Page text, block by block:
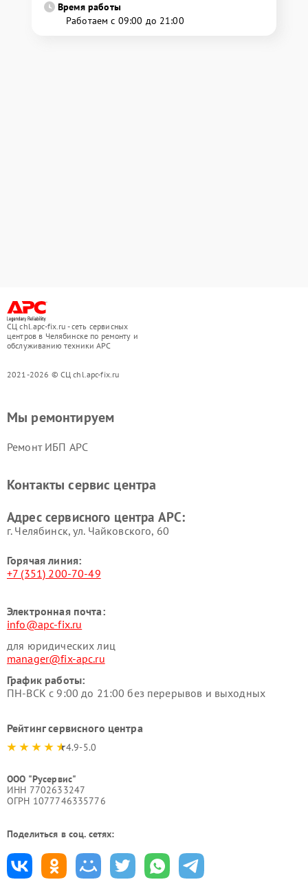
Время работы
Работаем с 09:00 до 21:00
СЦ chl.apc-fix.ru - сеть сервисных
центров в Челябинске по ремонту и
обслуживанию техники APC
2021-2026 © СЦ chl.apc-fix.ru
Мы ремонтируем
Ремонт ИБП APC
Контакты сервис центра
Адрес сервисного центра APC:
г. Челябинск, ул. Чайковского, 60
Горячая линия:
+7 (351) 200-70-49
Электронная почта:
info@apc-fix.ru
для юридических лиц
manager@fix-apc.ru
График работы:
ПН-ВСК с 9:00 до 21:00 без перерывов и выходных
Рейтинг сервисного центра
4.9-5.0
ООО "Русервис"
ИНН 7702633247
ОГРН 1077746335776
Поделиться в соц. сетях: